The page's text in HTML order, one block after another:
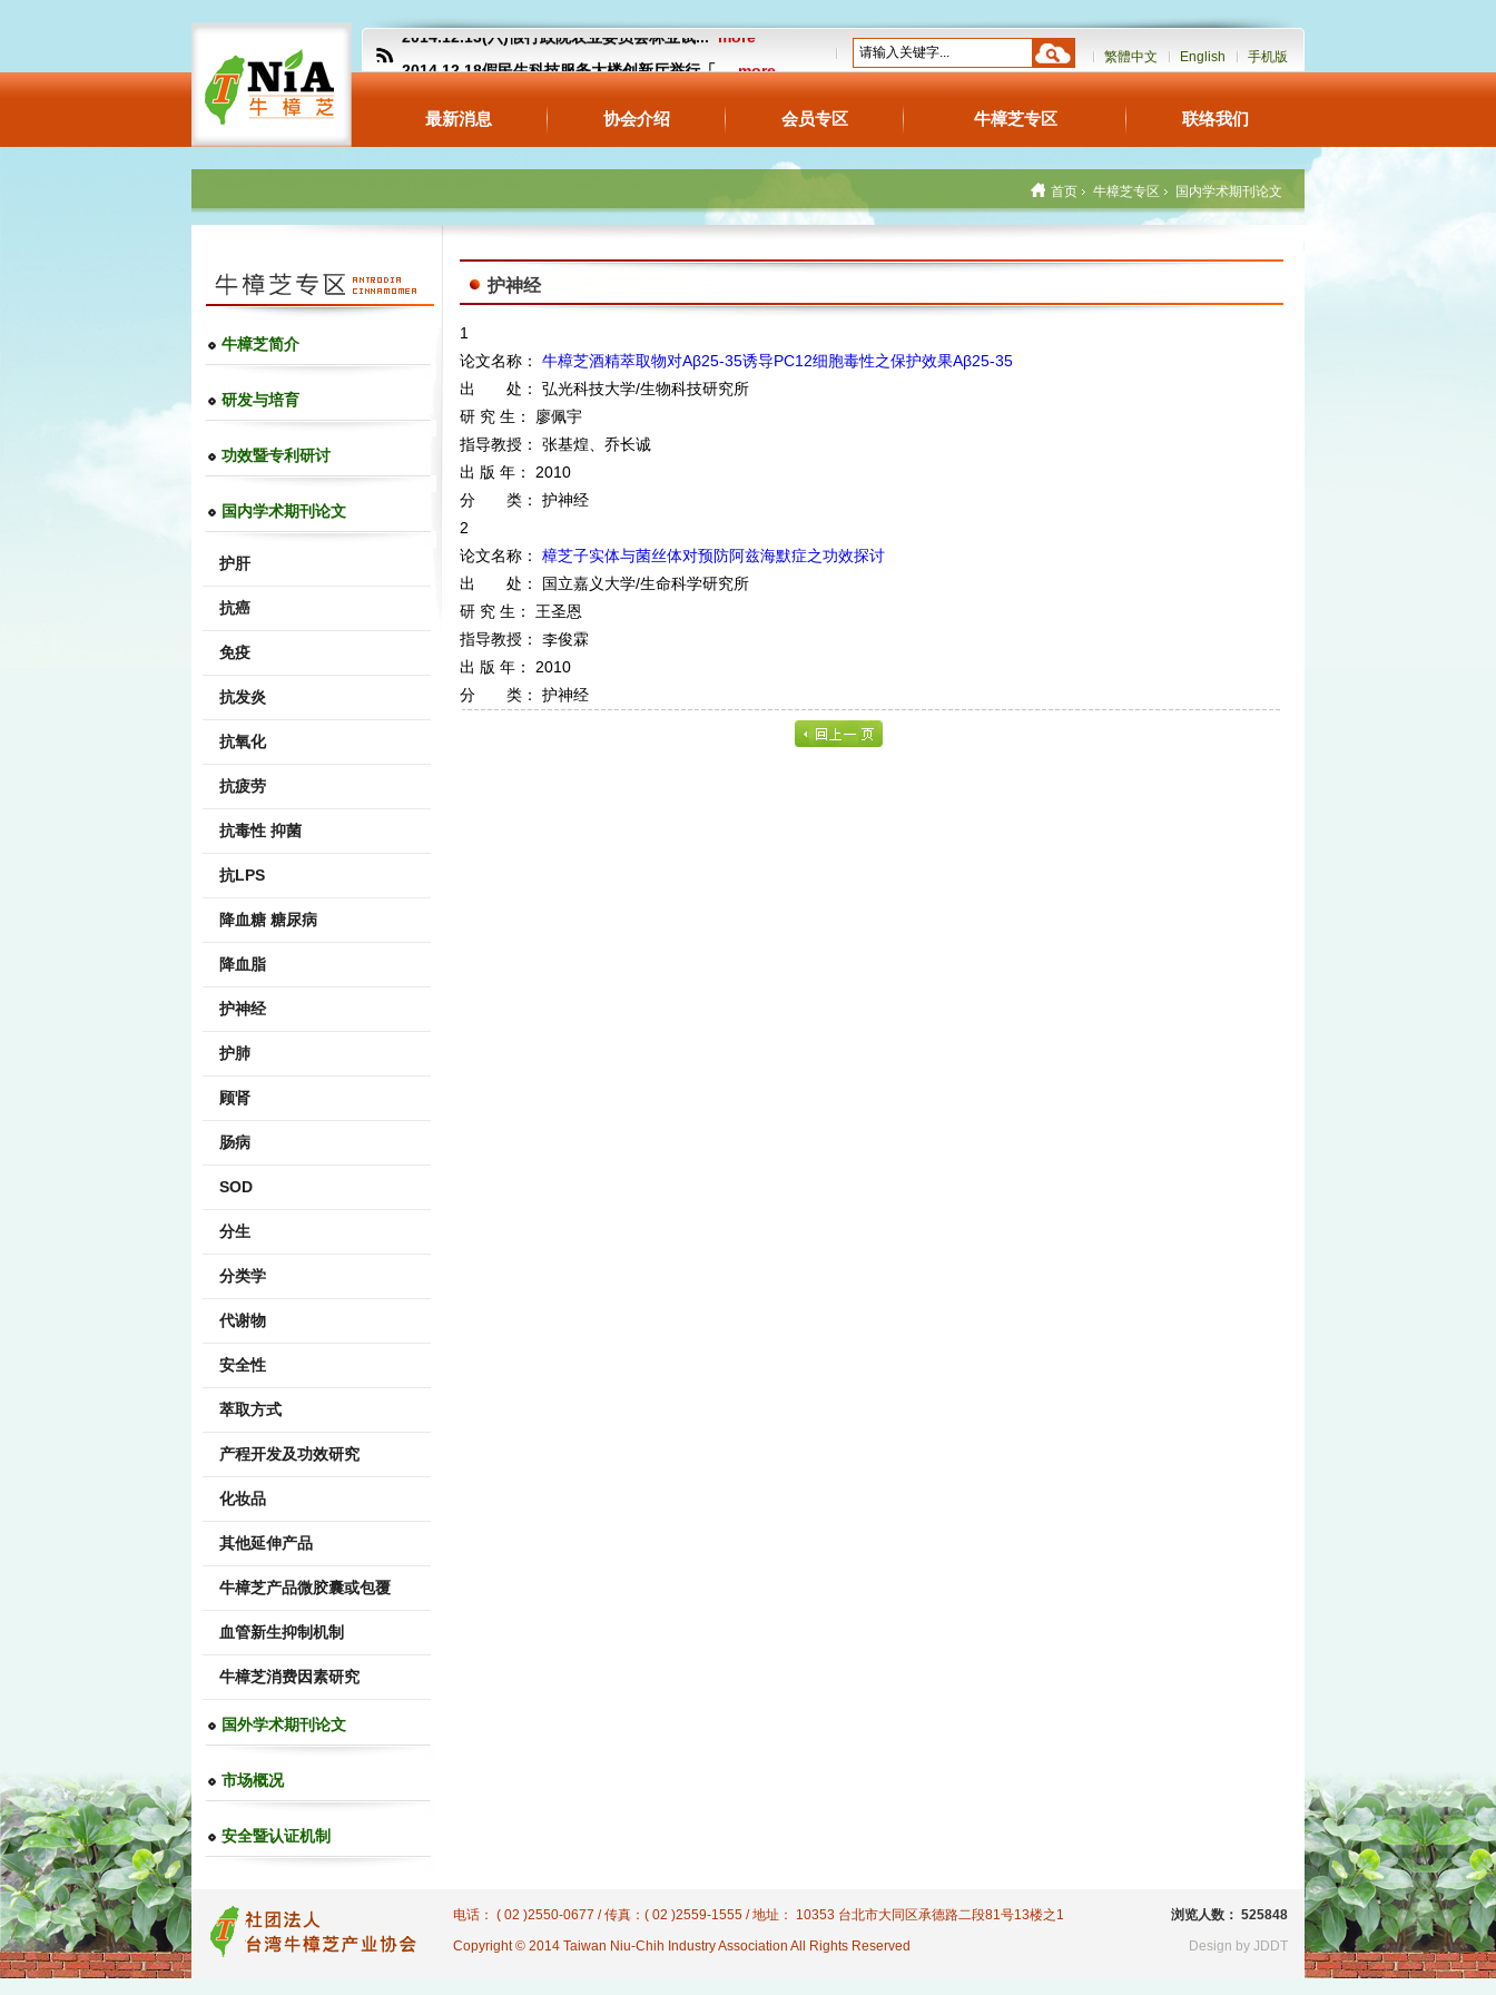
2014.12.13(六)假行政院农业委员会林业试...more
2014.12.18假民生科技服务大楼创新厅举行「... more
more
繁體中文 English 手机版
最新消息 协会介绍 会员专区 牛樟芝专区 联络我们
首页 牛樟芝专区 国内学术期刊论文
牛樟芝简介
研发与培育
功效暨专利研讨
国内学术期刊论文
护肝
抗癌
免疫
抗发炎
抗氧化
抗疲劳
抗毒性 抑菌
抗LPS
降血糖 糖尿病
降血脂
护神经
护肺
顾肾
肠病
SOD
分生
分类学
代谢物
安全性
萃取方式
产程开发及功效研究
化妆品
其他延伸产品
牛樟芝产品微胶囊或包覆
血管新生抑制机制
牛樟芝消费因素研究
国外学术期刊论文
市场概况
安全暨认证机制
护神经
1
论文名称： 牛樟芝酒精萃取物对Aβ25-35诱导PC12细胞毒性之保护效果Aβ25-35
出 处： 弘光科技大学/生物科技研究所
研 究 生： 廖佩宇
指导教授： 张基煌、乔长诚
出 版 年： 2010
分 类： 护神经
2
论文名称： 樟芝子实体与菌丝体对预防阿兹海默症之功效探讨
出 处： 国立嘉义大学/生命科学研究所
研 究 生： 王圣恩
指导教授： 李俊霖
出 版 年： 2010
分 类： 护神经
电话： ( 02 )2550-0677 / 传真：( 02 )2559-1555 / 地址： 10353 台北市大同区承德路二段81号13楼之1
浏览人数： 525848
Copyright © 2014 Taiwan Niu-Chih Industry Association All Rights Reserved
Design by JDDT